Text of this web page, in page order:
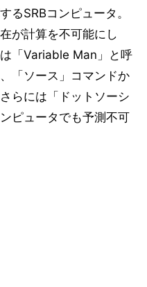
るSRBコンピュータ。
が計算を不可能にし
「Variable Man」と呼
「ソース」コマンドか
らには「ドットソーシ
ピュータでも予測不可